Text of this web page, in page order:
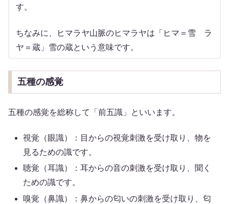
す。
ちなみに、ヒマラヤ山脈のヒマラヤは「ヒマ＝雪 ラ
ヤ＝蔵」雪の蔵という意味です。
五種の感覚
五種の感覚を総称して「前五識」といいます。
視覚（眼識）：目からの視覚刺激を受け取り、物を
見るための識です。
聴覚（耳識）：耳からの音の刺激を受け取り、聞く
ための識です。
嗅覚（鼻識）：鼻からの匂いの刺激を受け取り、匂